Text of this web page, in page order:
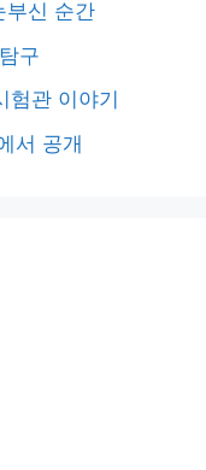
부신 순간
구
험관 이야기
서 공개